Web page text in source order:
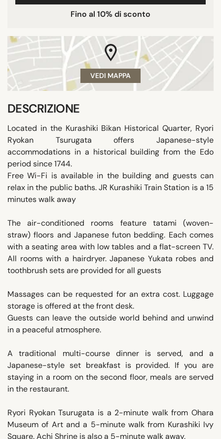
Fino al 10% di sconto
VEDI MAPPA
DESCRIZIONE
Located in the Kurashiki Bikan Historical Quarter, Ryori
Ryokan Tsurugata offers Japanese-style
accommodations in a historical building from the Edo
period since 1744.
Free Wi-Fi is available in the building and guests can
relax in the public baths. JR Kurashiki Train Station is a 15
minutes walk away
The air-conditioned rooms feature tatami (woven-
straw) floors and Japanese futon bedding. Each comes
with a seating area with low tables and a flat-screen TV.
All rooms with a hairdryer. Japanese Yukata robes and
toothbrush sets are provided for all guests
Massages can be requested for an extra cost. Luggage
storage is offered at the front desk.
Guests can leave the outside world behind and unwind
in a peaceful atmosphere.
A traditional multi-course dinner is served, and a
Japanese-style set breakfast is provided. If you are
staying in a room on the second floor, meals are served
in the restaurant.
Ryori Ryokan Tsurugata is a 2-minute walk from Ohara
Museum of Art and a 5-minute walk from Kurashiki Ivy
Square. Achi Shrine is also a 5-minute walk away.